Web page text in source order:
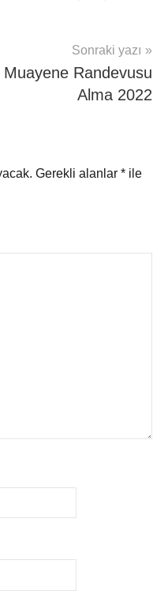
Sonraki yazı
Randevusu
Alma 2022
Gerekli alanlar * ile